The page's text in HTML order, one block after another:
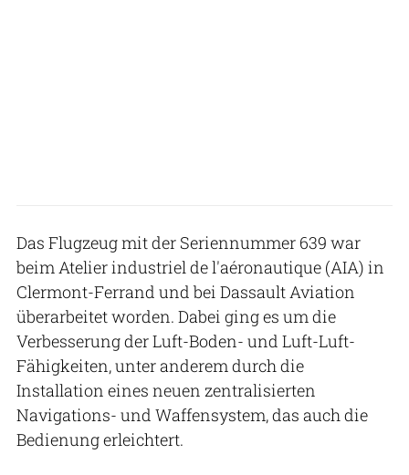
Das Flugzeug mit der Seriennummer 639 war
beim Atelier industriel de l'aéronautique (AIA) in
Clermont-Ferrand und bei Dassault Aviation
überarbeitet worden. Dabei ging es um die
Verbesserung der Luft-Boden- und Luft-Luft-
Fähigkeiten, unter anderem durch die
Installation eines neuen zentralisierten
Navigations- und Waffensystem, das auch die
Bedienung erleichtert.